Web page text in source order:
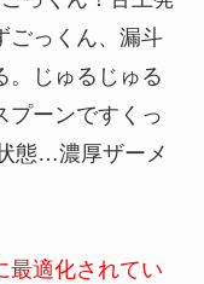
ごっくん、漏斗
。じゅるじゅる
プーンですくっ
態…濃厚ザーメ
最適化されてい